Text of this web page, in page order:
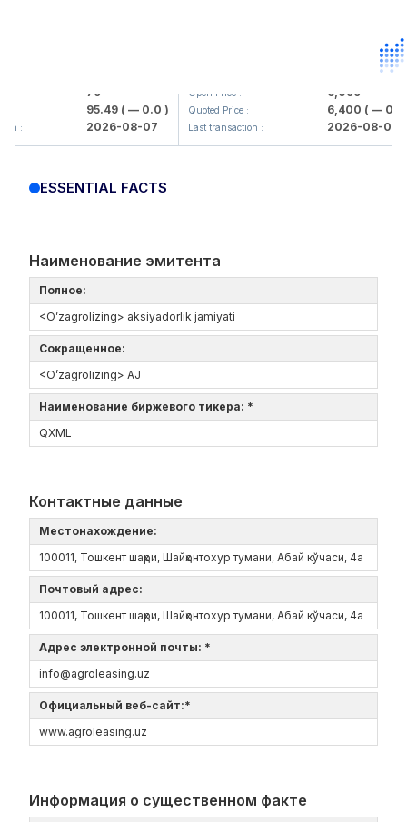
79
95.49( — 0.0 )
2026-08-07
Open Price : 6,099
Quoted Price : 6,400( — 0.0 )
Last transaction : 2026-08-07
ESSENTIAL FACTS
Наименование эмитента
Полное:
<O’zagrolizing> aksiyadorlik jamiyati
Сокращенное:
<O’zagrolizing> AJ
Наименование биржевого тикера: *
QXML
Контактные данные
Местонахождение:
100011, Тошкент шаҳри, Шайҳонтохур тумани, Абай кўчаси, 4а
Почтовый адрес:
100011, Тошкент шаҳри, Шайҳонтохур тумани, Абай кўчаси, 4а
Адрес электронной почты: *
info@agroleasing.uz
Официальный веб-сайт:*
www.agroleasing.uz
Информация о существенном факте